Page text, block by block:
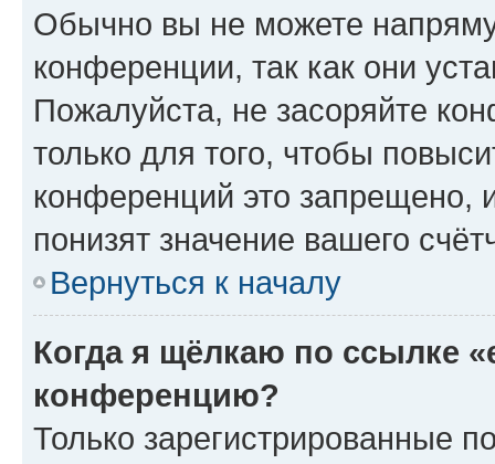
Обычно вы не можете
конференции, так как они
Пожалуйста, не засоряйте
только для того, чтобы
конференций это запрещено,
понизят значение вашего
Вернуться к началу
Когда я щёлкаю по ссылке
конференцию?
Только зарегистрированные